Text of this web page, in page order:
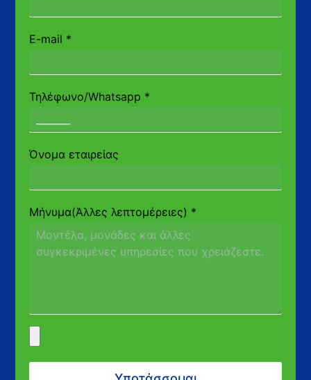
E-mail *
Τηλέφωνο/Whatsapp *
Όνομα εταιρείας
Μήνυμα(Άλλες λεπτομέρειες) *